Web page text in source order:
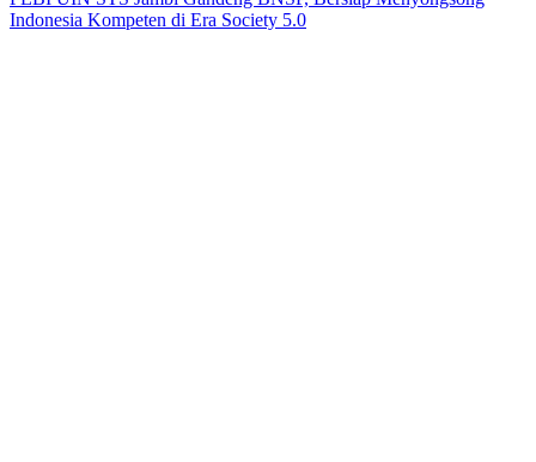
Indonesia Kompeten di Era Society 5.0